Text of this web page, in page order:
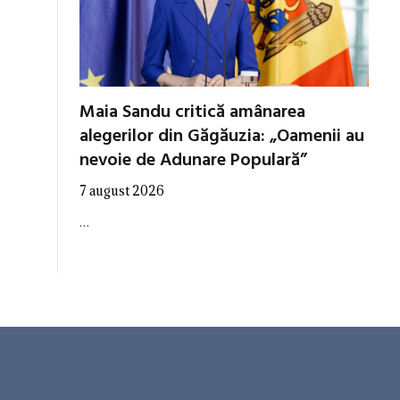
Maia Sandu critică amânarea
alegerilor din Găgăuzia: „Oamenii au
nevoie de Adunare Populară”
7 august 2026
…